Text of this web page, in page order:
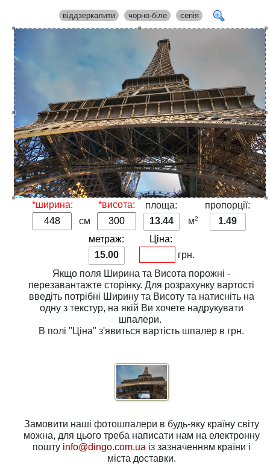
віддзеркалити чорно-біле сепія
*ширина:
см
*висота:
площа:
13.44
м2
пропорції:
1.49
метраж:
15.00
Ціна:
грн.
Якщо поля Ширина та Висота порожні -
перезавантажте сторінку. Для розрахунку вартості
введіть потрібні Ширинута Висотута натисніть на
одну з текстур, на якій Ви хочете надрукувати
шпалери.
В полі"Ціна" з'явиться вартість шпалер в грн.
Замовити наші фотошпалери в будь-яку країну світу
можна, для цього треба написати нам на електронну
пошту info@dingo.com.ua із зазначенням країни і
міста доставки.